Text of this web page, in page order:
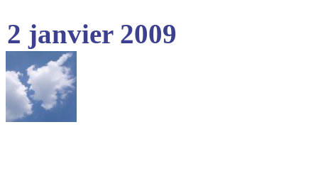
2 janvier 2009